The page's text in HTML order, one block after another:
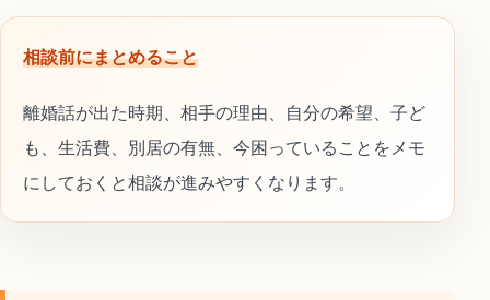
相談前にまとめること
離婚話が出た時期、相手の理由、自分の希望、子ど
も、生活費、別居の有無、今困っていることをメモ
にしておくと相談が進みやすくなります。